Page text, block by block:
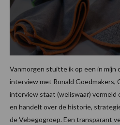
Vanmorgen stuitte ik op een in mijn
interview met Ronald Goedmakers,
interview staat (weliswaar) vermeld
en handelt over de historie,
de Vebegogroep. Een transparant